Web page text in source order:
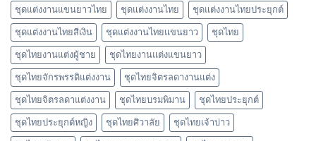
ชุดแต่งงานแขนยาวไทย ชุดแต่งงานไทย ชุดแต่งงานไทยประยุกต์
ชุดแต่งงานไทยสีเงิน ชุดแต่งงานไทยแขนยาว ชุดไทย
ชุดไทยงานแต่งผู้ชาย ชุดไทยงานแต่งแขนยาว
ชุดไทยจักรพรรดิแต่งงาน ชุดไทยจิตรลดางานแต่ง
ชุดไทยจิตรลดาแต่งงาน ชุดไทยบรมพิมาน ชุดไทยประยุกต์
ชุดไทยประยุกต์หญิง ชุดไทยศิวาลัย ชุดไทยเจ้าบ่าว